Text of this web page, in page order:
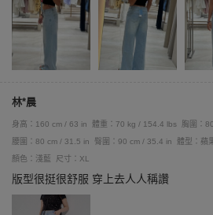
林*晨
身高：160 cm / 63 in 體重：70 kg / 154.4 lbs
胸圍：
腰圍：80 cm / 31.5 in
臀圍：90 cm / 35.4 in
體型：蘋
顏色：淺藍
尺寸：XL
版型很挺很舒服 穿上去人人稱讚